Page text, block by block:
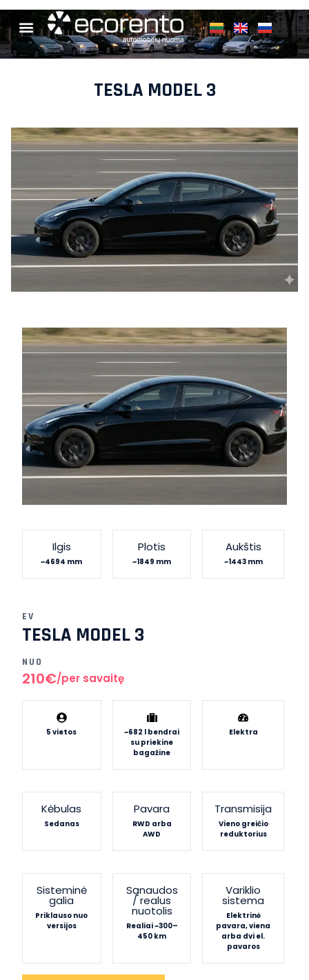
TESLA MODEL 3
Ilgis
~4694 mm
Plotis
~1849 mm
Aukštis
~1443 mm
EV
TESLA MODEL 3
NUO
210€/per savaitę
5 vietos
~682 l bendrai
su priekine
bagažine
Elektra
Kėbulas
Sedanas
Pavara
RWD arba
AWD
Transmisija
Vieno greičio
reduktorius
Sisteminė
galia
Priklauso nuo
versijos
Sąnaudos
/ realus
nuotolis
Realiai ~300–
450 km
Variklio
sistema
Elektrinė
pavara, viena
arba dvi el.
pavaros